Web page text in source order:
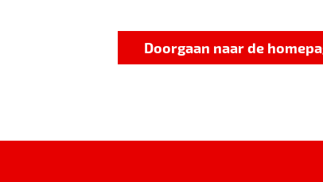
Doorgaan naar de